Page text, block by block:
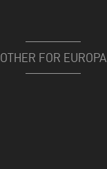
OTHER FOR EUROPA